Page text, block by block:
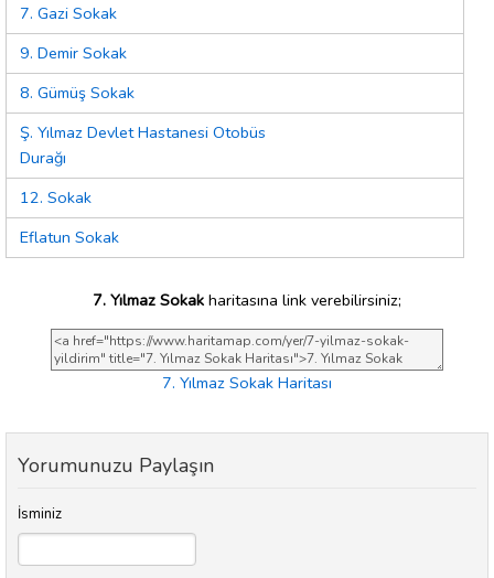
7. Gazi Sokak
9. Demir Sokak
8. Gümüş Sokak
Ş. Yılmaz Devlet Hastanesi Otobüs
Durağı
12. Sokak
Eflatun Sokak
7. Yılmaz Sokak haritasına link verebilirsiniz;
7. Yılmaz Sokak Haritası
Yorumunuzu Paylaşın
İsminiz